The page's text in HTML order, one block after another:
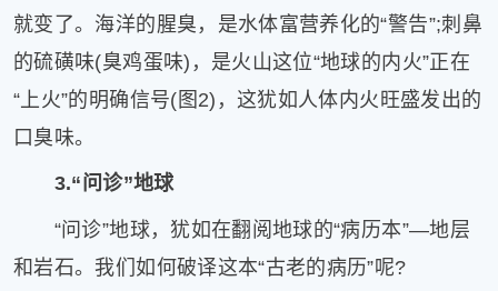
就变了。海洋的腥臭，是水体富营养化的“警告”;刺鼻
的硫磺味(臭鸡蛋味)，是火山这位“地球的内火”正在
“上火”的明确信号(图2)，这犹如人体内火旺盛发出的
口臭味。
3.“问诊”地球
“问诊”地球，犹如在翻阅地球的“病历本”—地层
和岩石。我们如何破译这本“古老的病历”呢?